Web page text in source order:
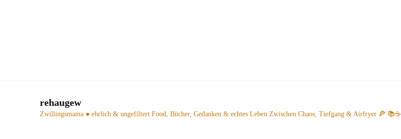
rehaugew
Zwillingsmama ● ehrlich & ungefiltert Food, Bücher, Gedanken & echtes Leben Zwischen Chaos, Tiefgang & Airfryer 🍕 📚☕️